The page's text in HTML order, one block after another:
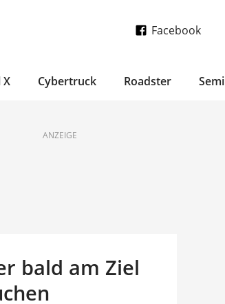
Facebook
X Cybertruck Roadster Semi
ANZEIGE
bald am Ziel